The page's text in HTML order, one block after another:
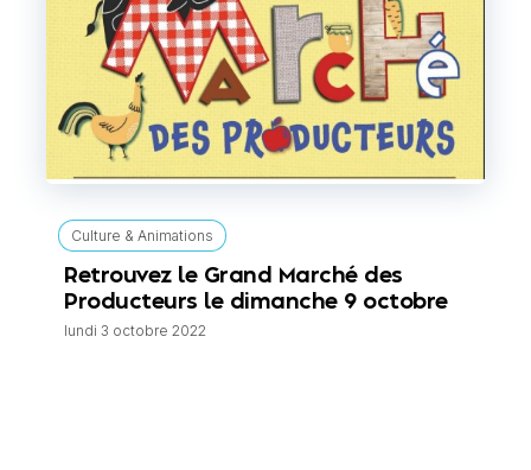
Culture & Animations
Retrouvez le Grand Marché des
Producteurs le dimanche 9 octobre
lundi 3 octobre 2022